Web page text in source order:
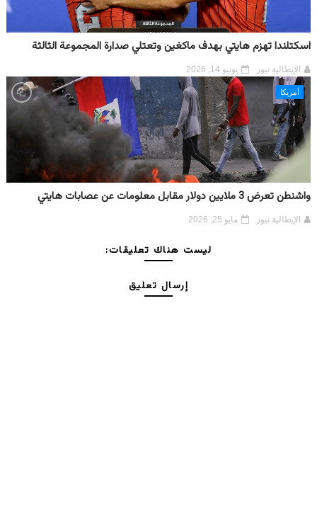
اسكتلندا تهزم هايتي بهدف ماكغين وتعتلي صدارة المجموعة الثالثة
الإيطالية نيوز يونيو 14, 2026
أمريكا
واشنطن تعرض 3 ملايين دولار مقابل معلومات عن عصابات هايتي
الإيطالية نيوز مايو 25, 2026
ليست هناك تعليقات:
إرسال تعليق